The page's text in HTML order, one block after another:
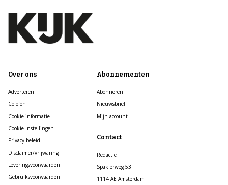
Over ons
Adverteren
Colofon
Cookie informatie
Cookie Instellingen
Privacy beleid
Disclaimer/vrijwaring
Leveringsvoorwaarden
Gebruiksvoorwaarden
Abonnementen
Abonneren
Nieuwsbrief
Mijn account
Contact
Redactie
Spaklerweg 53
1114 AE Amsterdam